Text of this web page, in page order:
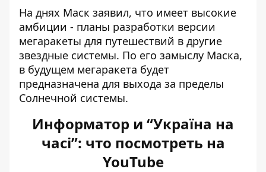
На днях Маск заявил, что имеет высокие
амбиции - планы разработки версии
мегаракеты для путешествий в другие
звездные системы. По его замыслу Маска,
в будущем мегаракета будет
предназначена для выхода за пределы
Солнечной системы.
Информатор и “Україна на
часі”: что посмотреть на
YouTube